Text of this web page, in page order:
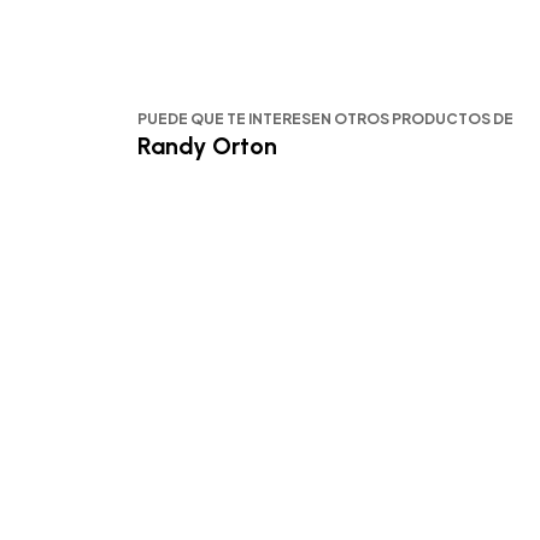
PUEDE QUE TE INTERESEN OTROS PRODUCTOS DE
Randy Orton